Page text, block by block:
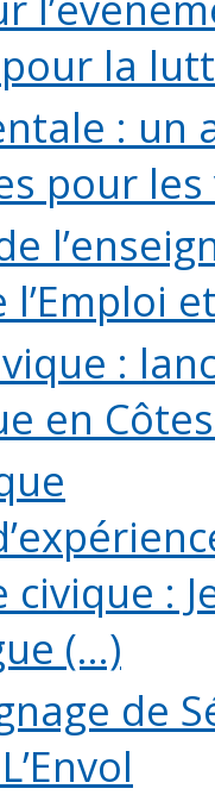
la
: un
pour
l’Emploi
:
en
civique :
(...)
de